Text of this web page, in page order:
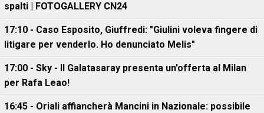
spalti | FOTOGALLERY CN24
17:10 - Caso Esposito, Giuffredi: "Giulini voleva fingere di
litigare per venderlo. Ho denunciato Melis"
17:00 - Sky - Il Galatasaray presenta un'offerta al Milan
per Rafa Leao!
16:45 - Oriali affiancherà Mancini in Nazionale: possibile